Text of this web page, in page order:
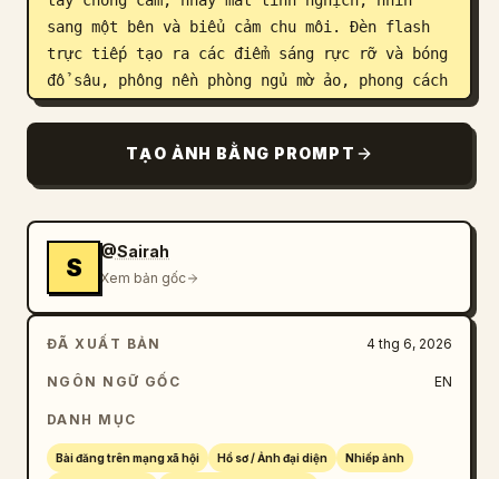
sang một bên và biểu cảm chu môi. Đèn flash
trực tiếp tạo ra các điểm sáng rực rỡ và bóng
đổ sâu, phông nền phòng ngủ mờ ảo, phong cách
selfie tự nhiên, tóc rối nhẹ, kết cấu da chân
Instagram/Tumblr, nhiếp ảnh 35mm, ánh sáng
chân thực, lấy nét siêu sắc nét, độ phân giải
TẠO ẢNH BẰNG PROMPT
S
@Sairah
Xem bản gốc
ĐÃ XUẤT BẢN 4 thg 6, 2026
NGÔN NGỮ GỐC EN
DANH MỤC
Bài đăng trên mạng xã hội Hồ sơ / Ảnh đại diện Nhiếp ảnh